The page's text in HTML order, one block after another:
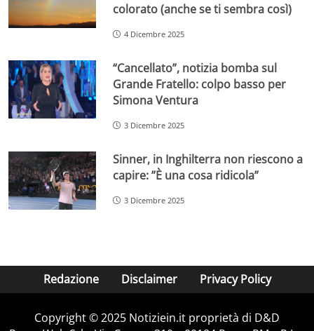
colorato (anche se ti sembra così)
4 Dicembre 2025
“Cancellato”, notizia bomba sul
Grande Fratello: colpo basso per
Simona Ventura
3 Dicembre 2025
Sinner, in Inghilterra non riescono a
capire: ”È una cosa ridicola”
3 Dicembre 2025
Redazione Disclaimer Privacy Policy
Copyright © 2025 Notiziein.it proprietà di D&D